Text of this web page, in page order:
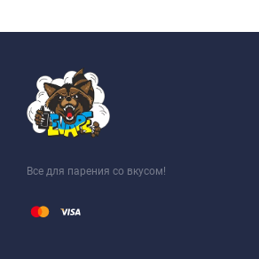
Все для парения со вкусом!